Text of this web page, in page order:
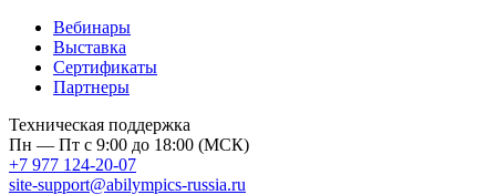
Вебинары
Выставка
Сертификаты
Партнеры
Техническая поддержка
Пн — Пт с 9:00 до 18:00 (МСК)
+7 977 124-20-07
site-support@abilympics-russia.ru